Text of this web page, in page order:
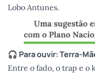
Lobo Antunes.
🎧 Para ouvir:Terra-
Entre o fado, o trap e o